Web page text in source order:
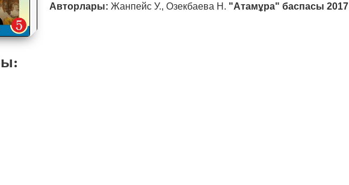
Авторлары: Жанпейс У., Озекбаева Н. "Атамұра" баспасы 2017